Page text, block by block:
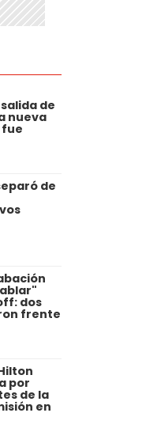
de
nueva
fue
de
dos
frente
por
de la
en